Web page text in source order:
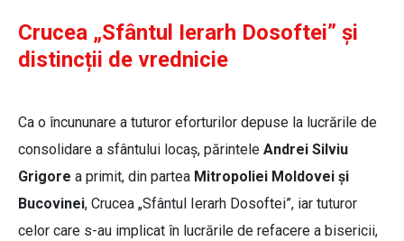
Crucea „Sfântul Ierarh Dosoftei” și
distincții de vrednicie
Ca o încununare a tuturor eforturilor depuse la lucrările de
consolidare a sfântului locaș, părintele Andrei Silviu
Grigore a primit, din partea Mitropoliei Moldovei și
Bucovinei, Crucea „Sfântul Ierarh Dosoftei”, iar tuturor
celor care s-au implicat în lucrările de refacere a bisericii,